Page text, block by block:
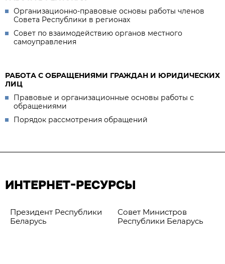
Организационно-правовые основы работы членов
Совета Республики в регионах
Совет по взаимодействию органов местного
самоуправления
РАБОТА С ОБРАЩЕНИЯМИ ГРАЖДАН И ЮРИДИЧЕСКИХ
ЛИЦ
Правовые и организационные основы работы с
обращениями
Порядок рассмотрения обращений
ИНТЕРНЕТ-РЕСУРСЫ
Президент Республики
Беларусь
Совет Министров
Республики Беларусь